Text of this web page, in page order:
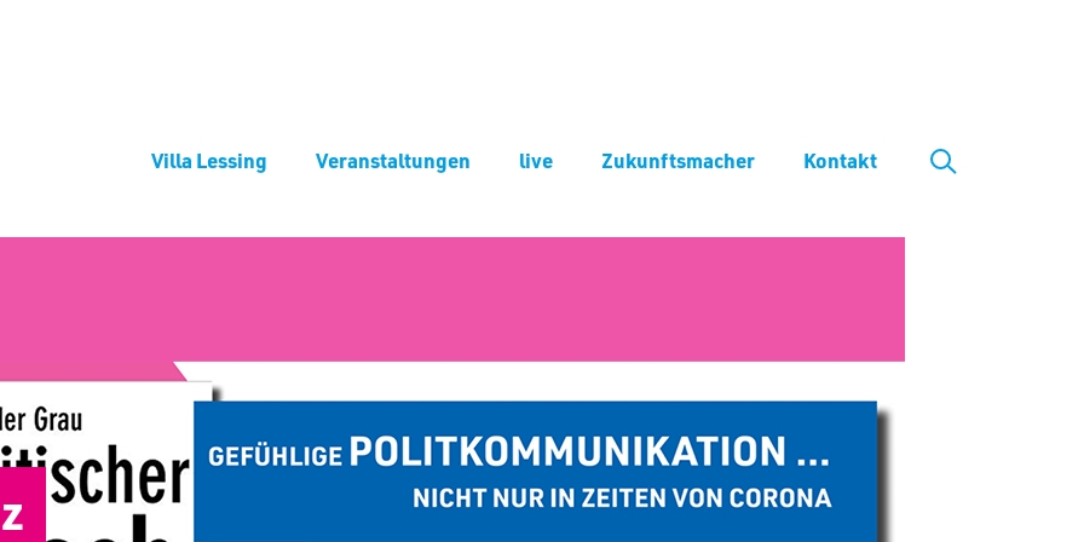
Villa Lessing Veranstaltungen live Zukunftsmacher Kontakt